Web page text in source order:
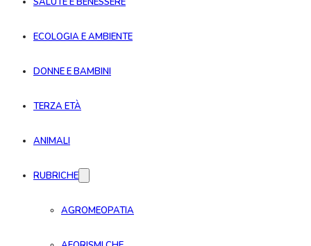
ECOLOGIA E AMBIENTE
DONNE E BAMBINI
TERZA ETÀ
ANIMALI
RUBRICHE
AGROMEOPATIA